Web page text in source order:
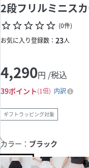
2段フリルミニス
star_borderstar_borderstar_borderstar_borderstar_border (0件)
お気に入り登録数： 23人
4,290円 /税込
39ポイント 1倍 内訳
ギフトラッピング対象
カラー： ブラック